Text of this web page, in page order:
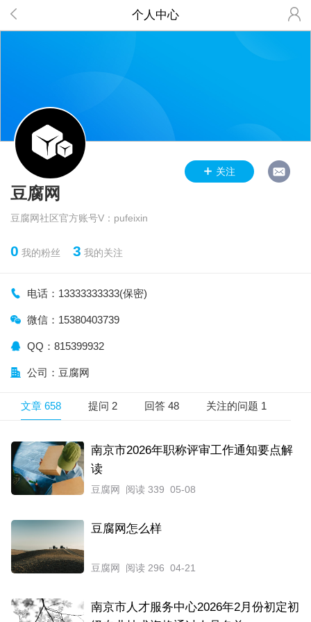
个人中心
关注
豆腐网
豆腐网社区官方账号V：pufeixin
0 我的粉丝 3 我的关注
电话：13333333333(保密)
微信：15380403739
QQ：815399932
公司：豆腐网
文章 658 提问 2 回答 48 关注的问题 1
南京市2026年职称评审工作通知要点解
读
豆腐网 阅读 339 05-08
豆腐网怎么样
豆腐网 阅读 296 04-21
南京市人才服务中心2026年2月份初定初